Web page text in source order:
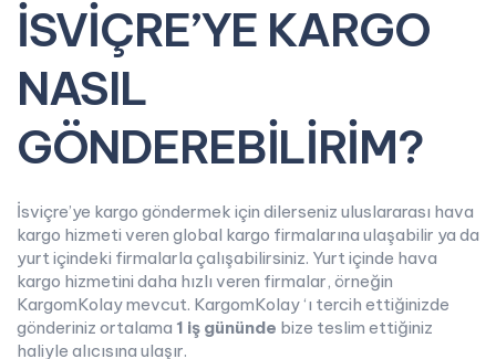
İSVİÇRE’YE KARGO
NASIL
GÖNDEREBİLİRİM?
İsviçre’ye kargo göndermek için dilerseniz uluslararası hava
kargo hizmeti veren global kargo firmalarına ulaşabilir ya da
yurt içindeki firmalarla çalışabilirsiniz. Yurt içinde hava
kargo hizmetini daha hızlı veren firmalar, örneğin
KargomKolay mevcut. KargomKolay ‘ı tercih ettiğinizde
gönderiniz ortalama 1 iş gününde bize teslim ettiğiniz
haliyle alıcısına ulaşır.